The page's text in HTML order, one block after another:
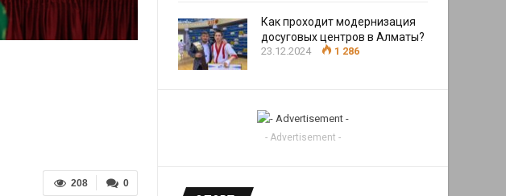
0
208
Как проходит модернизация
досуговых центров в Алматы?
23.12.2024 1 286
- Advertisement -